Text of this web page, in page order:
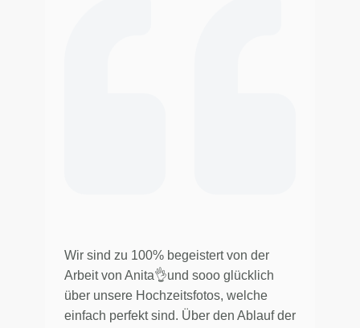
Wir sind zu 100% begeistert von der
Arbeit von Anita👌und sooo glücklich
über unsere Hochzeitsfotos, welche
einfach perfekt sind. Über den Ablauf der